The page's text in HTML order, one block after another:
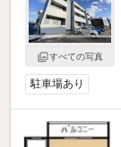
すべての写真
駐車場あり